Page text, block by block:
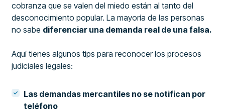
cobranza que se valen del miedo están al tanto del
desconocimiento popular. La mayoría de las personas
no sabe diferenciar una demanda real de una falsa.
Aquí tienes algunos tips para reconocer los procesos
judiciales legales:
Las demandas mercantiles no se notifican por
teléfono